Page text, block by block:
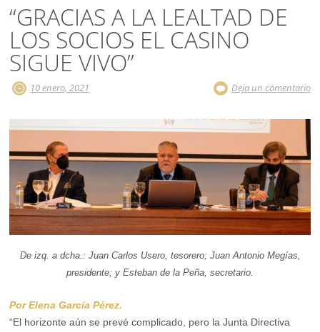
“GRACIAS A LA LEALTAD DE
LOS SOCIOS EL CASINO
SIGUE VIVO”
10 enero, 2021 Deja un comentario
De izq. a dcha.: Juan Carlos Usero, tesorero; Juan Antonio Megías,
presidente; y Esteban de la Peña, secretario.
Por Elena García Pérez.
“El horizonte aún se prevé complicado, pero la Junta Directiva